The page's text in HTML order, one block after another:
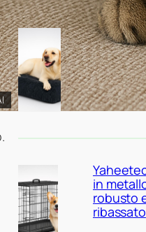
KSIIA
taglia
morbido
l’interno
in
robusto
ribassato